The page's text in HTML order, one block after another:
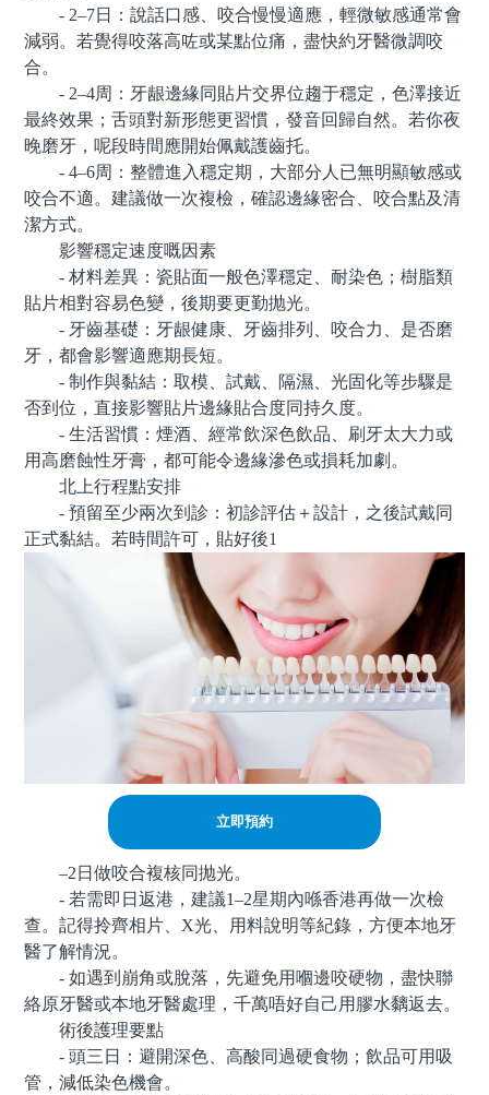
- 2–7日：說話口感、咬合慢慢適應，輕微敏感通常會
減弱。若覺得咬落高咗或某點位痛，盡快約牙醫微調咬
合。
- 2–4周：牙龈邊緣同貼片交界位趨于穩定，色澤接近
最終效果；舌頭對新形態更習慣，發音回歸自然。若你夜
晚磨牙，呢段時間應開始佩戴護齒托。
- 4–6周：整體進入穩定期，大部分人已無明顯敏感或
咬合不適。建議做一次複檢，確認邊緣密合、咬合點及清
潔方式。
影響穩定速度嘅因素
- 材料差異：瓷貼面一般色澤穩定、耐染色；樹脂類
貼片相對容易色變，後期要更勤抛光。
- 牙齒基礎：牙龈健康、牙齒排列、咬合力、是否磨
牙，都會影響適應期長短。
- 制作與黏結：取模、試戴、隔濕、光固化等步驟是
否到位，直接影響貼片邊緣貼合度同持久度。
- 生活習慣：煙酒、經常飲深色飲品、刷牙太大力或
用高磨蝕性牙膏，都可能令邊緣滲色或損耗加劇。
北上行程點安排
- 預留至少兩次到診：初診評估＋設計，之後試戴同
正式黏結。若時間許可，貼好後1
立即預約
–2日做咬合複核同抛光。
- 若需即日返港，建議1–2星期內喺香港再做一次檢
查。記得拎齊相片、X光、用料說明等紀錄，方便本地牙
醫了解情況。
- 如遇到崩角或脫落，先避免用嗰邊咬硬物，盡快聯
絡原牙醫或本地牙醫處理，千萬唔好自己用膠水黐返去。
術後護理要點
- 頭三日：避開深色、高酸同過硬食物；飲品可用吸
管，減低染色機會。